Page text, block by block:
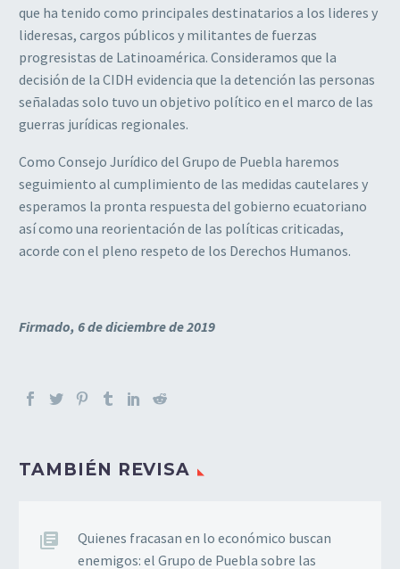
que ha tenido como principales destinatarios a los lideres y
lideresas, cargos públicos y militantes de fuerzas
progresistas de Latinoamérica. Consideramos que la
decisión de la CIDH evidencia que la detención las personas
señaladas solo tuvo un objetivo político en el marco de las
guerras jurídicas regionales.
Como Consejo Jurídico del Grupo de Puebla haremos
seguimiento al cumplimiento de las medidas cautelares y
esperamos la pronta respuesta del gobierno ecuatoriano
así como una reorientación de las políticas criticadas,
acorde con el pleno respeto de los Derechos Humanos.
Firmado, 6 de diciembre de 2019
TAMBIÉN REVISA
Quienes fracasan en lo económico buscan
enemigos: el Grupo de Puebla sobre las